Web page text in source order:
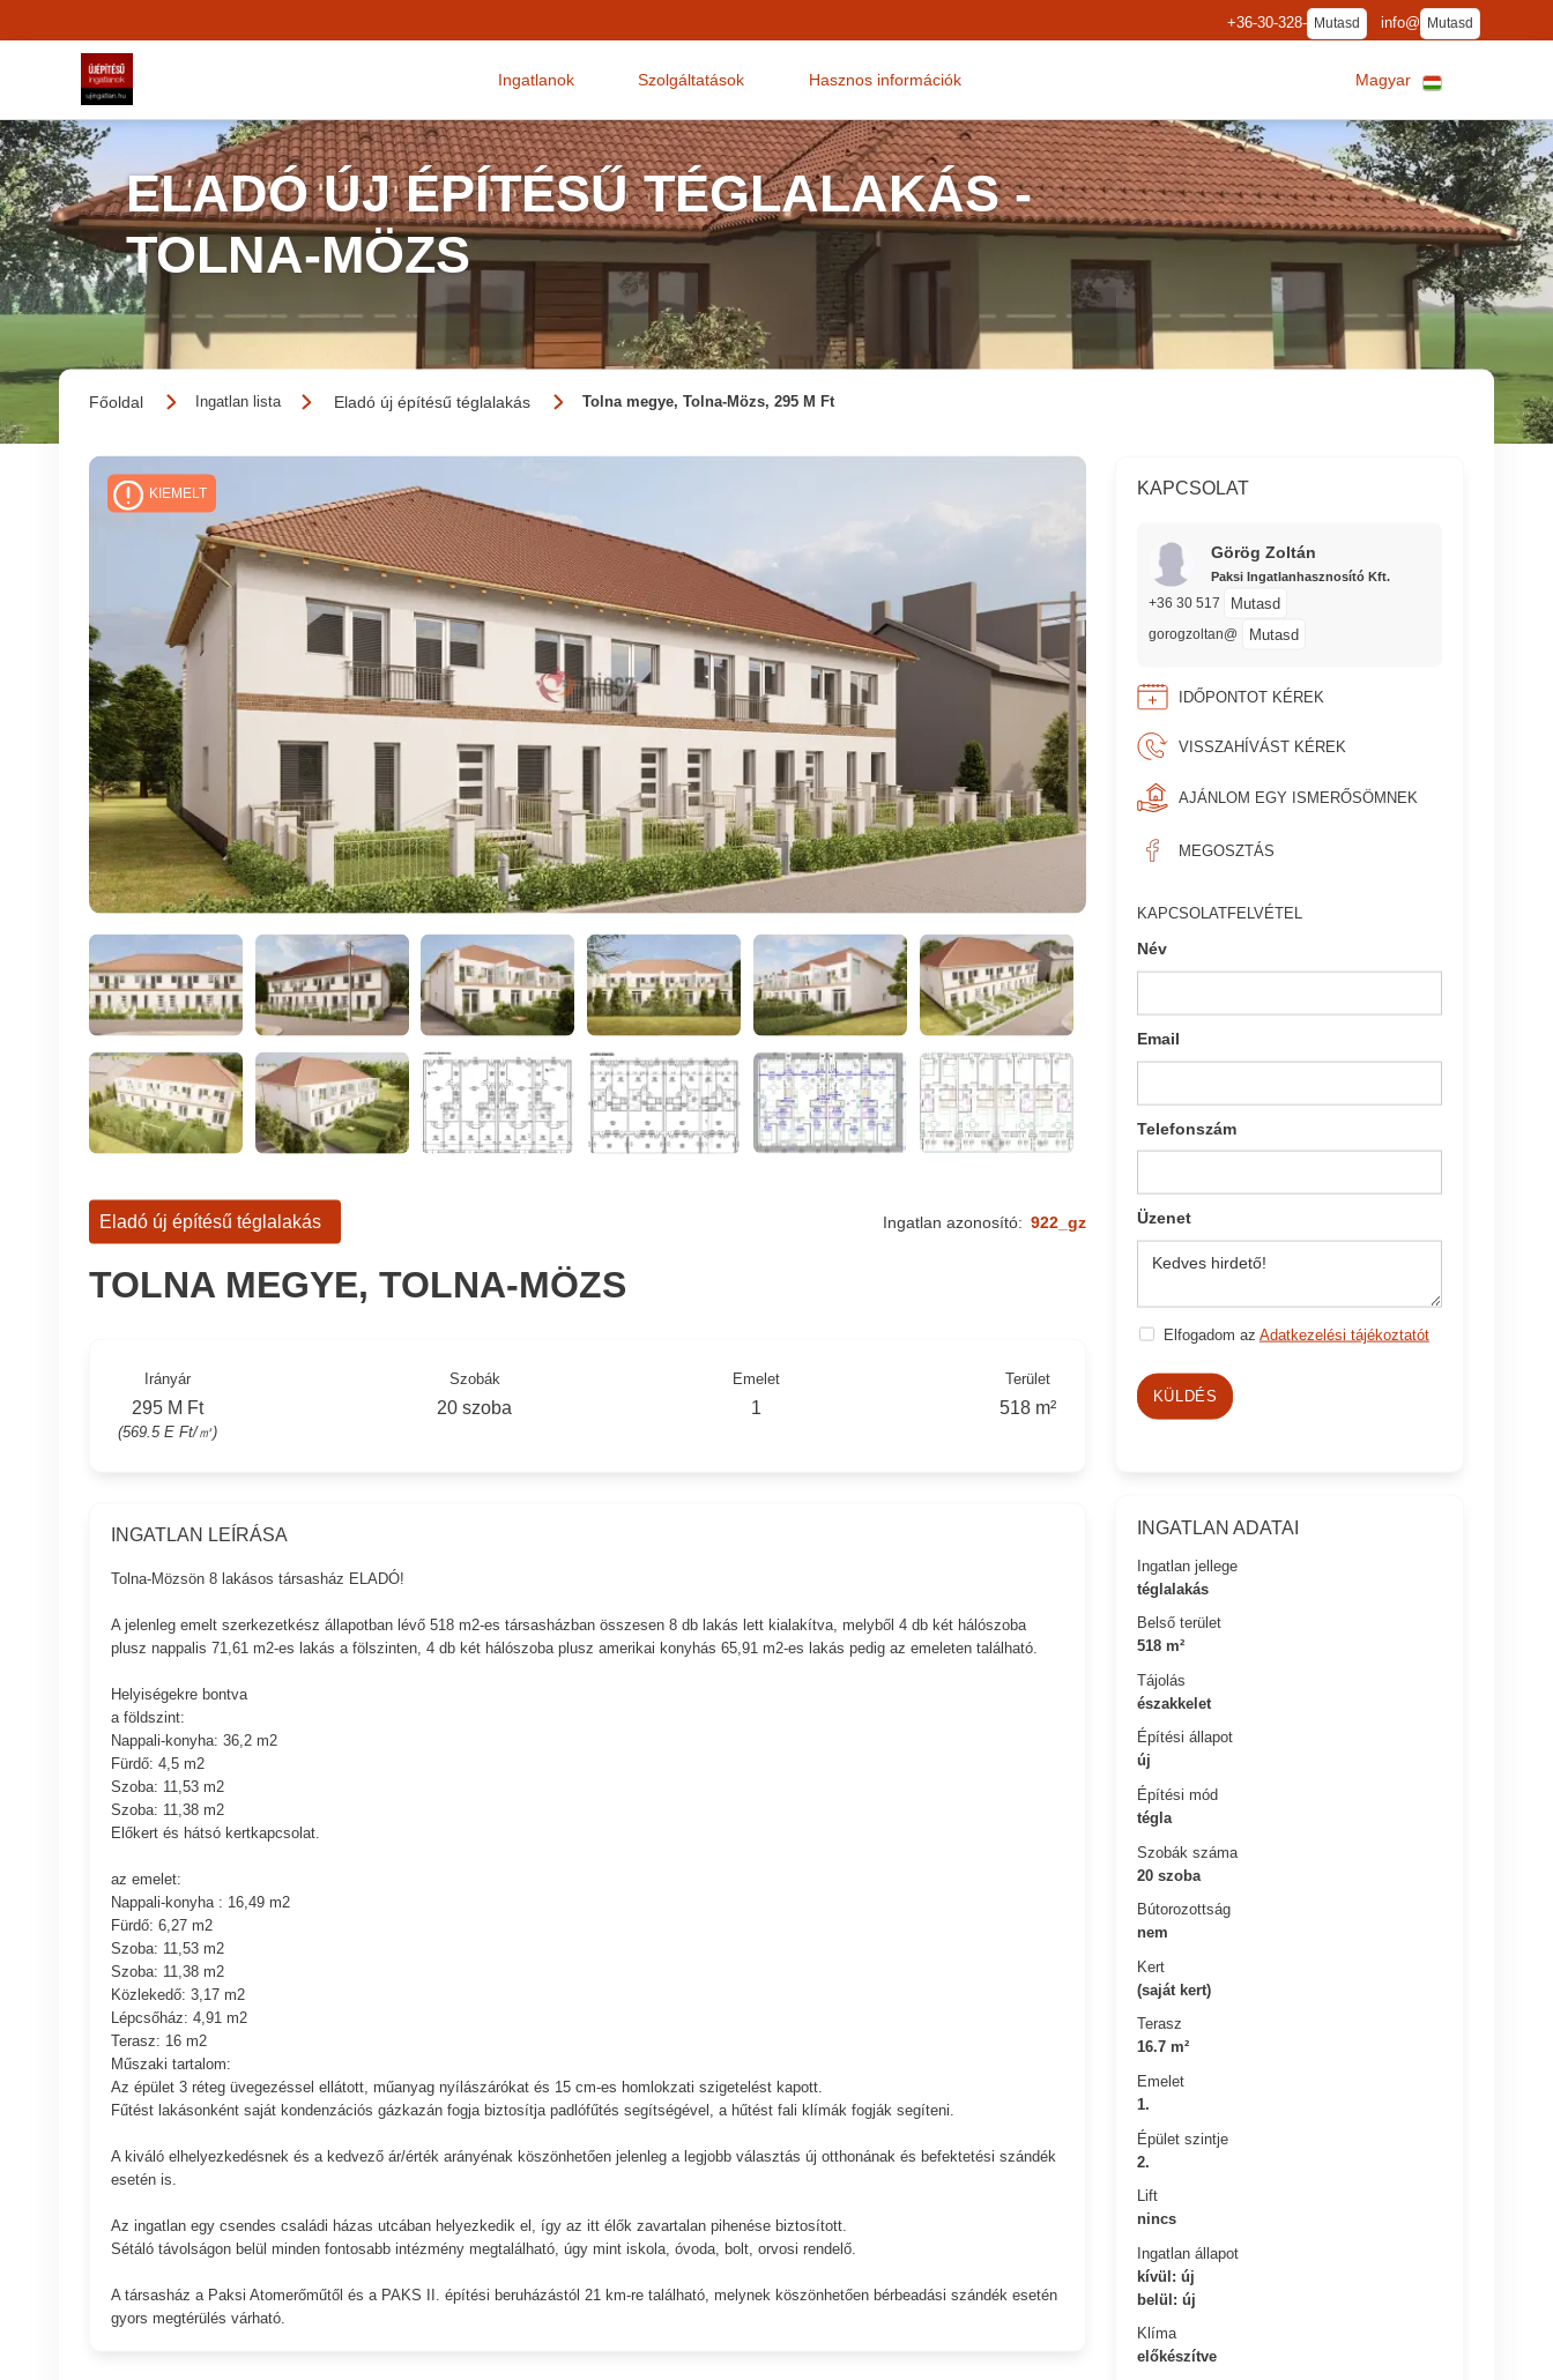
+36-30-328- Mutasd info@ Mutasd
Ingatlanok Szolgáltatások Hasznos információk Magyar
ELADÓ ÚJ ÉPÍTÉSŰ TÉGLALAKÁS -
TOLNA-MÖZS
Főoldal Ingatlan lista Eladó új építésű téglalakás Tolna megye, Tolna-Mözs, 295 M Ft
KIEMELT KAPCSOLAT
Görög Zoltán
Paksi Ingatlanhasznosító Kft.
+36 30 517 Mutasd
gorogzoltan@ Mutasd
IDŐPONTOT KÉREK
VISSZAHÍVÁST KÉREK
AJÁNLOM EGY ISMERŐSÖMNEK
MEGOSZTÁS
KAPCSOLATFELVÉTEL
Név
Email
Telefonszám
Üzenet
Elfogadom az Adatkezelési tájékoztatót
KÜLDÉS
INGATLAN ADATAI
Ingatlan jellege
téglalakás
Belső terület
518 m²
Tájolás
északkelet
Építési állapot
új
Építési mód
tégla
Szobák száma
20 szoba
Bútorozottság
nem
Kert
(saját kert)
Terasz
16.7 m²
Emelet
1.
Épület szintje
2.
Lift
nincs
Ingatlan állapot
kívül: új
belül: új
Klíma
előkészítve
Eladó új építésű téglalakás Ingatlan azonosító: 922_gz
TOLNA MEGYE, TOLNA-MÖZS
Irányár
295 M Ft
(569.5 E Ft/㎡)
Szobák
20 szoba
Emelet
1
Terület
518 m²
INGATLAN LEÍRÁSA
Tolna-Mözsön 8 lakásos társasház ELADÓ!
A jelenleg emelt szerkezetkész állapotban lévő 518 m2-es társasházban összesen 8 db lakás lett kialakítva, melyből 4 db két hálószoba
plusz nappalis 71,61 m2-es lakás a fölszinten, 4 db két hálószoba plusz amerikai konyhás 65,91 m2-es lakás pedig az emeleten található.
Helyiségekre bontva
a földszint:
Nappali-konyha: 36,2 m2
Fürdő: 4,5 m2
Szoba: 11,53 m2
Szoba: 11,38 m2
Előkert és hátsó kertkapcsolat.
az emelet:
Nappali-konyha : 16,49 m2
Fürdő: 6,27 m2
Szoba: 11,53 m2
Szoba: 11,38 m2
Közlekedő: 3,17 m2
Lépcsőház: 4,91 m2
Terasz: 16 m2
Műszaki tartalom:
Az épület 3 réteg üvegezéssel ellátott, műanyag nyílászárókat és 15 cm-es homlokzati szigetelést kapott.
Fűtést lakásonként saját kondenzációs gázkazán fogja biztosítja padlófűtés segítségével, a hűtést fali klímák fogják segíteni.
A kiváló elhelyezkedésnek és a kedvező ár/érték arányénak köszönhetően jelenleg a legjobb választás új otthonának és befektetési szándék
esetén is.
Az ingatlan egy csendes családi házas utcában helyezkedik el, így az itt élők zavartalan pihenése biztosított.
Sétáló távolságon belül minden fontosabb intézmény megtalálható, úgy mint iskola, óvoda, bolt, orvosi rendelő.
A társasház a Paksi Atomerőműtől és a PAKS II. építési beruházástól 21 km-re található, melynek köszönhetően bérbeadási szándék esetén
gyors megtérülés várható.